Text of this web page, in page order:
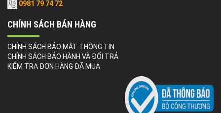
0981 79 74 72
CHÍNH SÁCH BÁN HÀNG
CHÍNH SÁCH BẢO MẬT THÔNG TIN
CHÍNH SÁCH BẢO HÀNH VÀ ĐỔI TRẢ
KIỂM TRA ĐƠN HÀNG ĐÃ MUA